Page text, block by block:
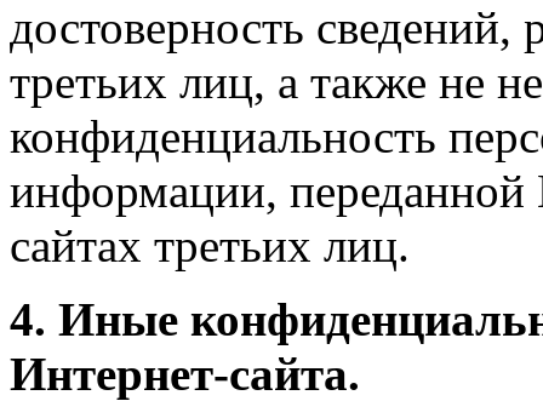
достоверность
третьих лиц, а также не
конфиденциальность
информации, переданной
сайтах третьих лиц.
4. Иные
Интернет-сайта.